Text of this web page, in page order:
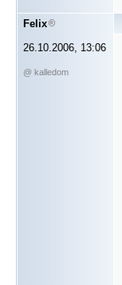
Felix
26.10.2006, 13:06
@ kalledom